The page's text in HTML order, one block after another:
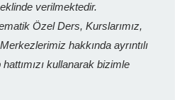
verilmektedir.
Özel Ders, Kurslarımız,
hakkında ayrıntılı
kullanarak bizimle